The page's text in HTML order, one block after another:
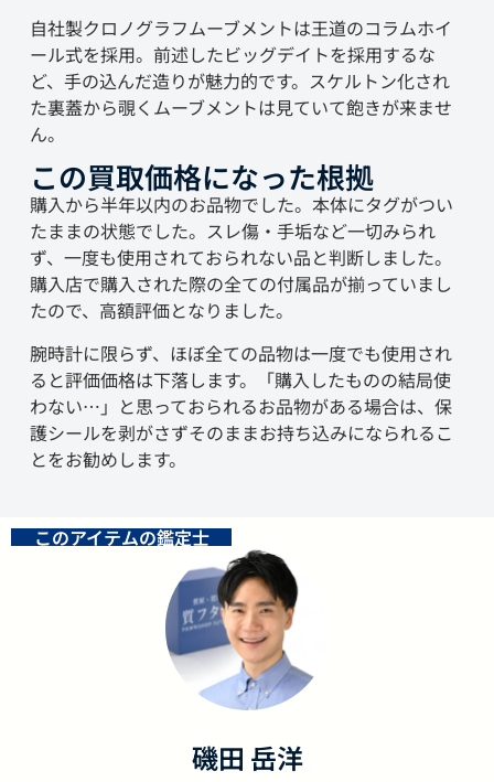
自社製クロノグラフムーブメントは王道のコラムホイ
ール式を採用。前述したビッグデイトを採用するな
ど、手の込んだ造りが魅力的です。スケルトン化され
た裏蓋から覗くムーブメントは見ていて飽きが来ませ
ん。
この買取価格になった根拠
購入から半年以内のお品物でした。本体にタグがつい
たままの状態でした。スレ傷・手垢など一切みられ
ず、一度も使用されておられない品と判断しました。
購入店で購入された際の全ての付属品が揃っていまし
たので、高額評価となりました。
腕時計に限らず、ほぼ全ての品物は一度でも使用され
ると評価価格は下落します。「購入したものの結局使
わない…」と思っておられるお品物がある場合は、保
護シールを剥がさずそのままお持ち込みになられるこ
とをお勧めします。
このアイテムの鑑定士
磯田 岳洋